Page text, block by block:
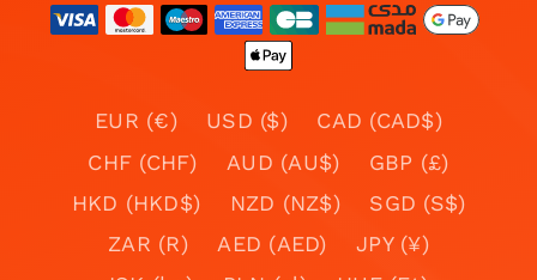
EUR (€) USD ($)
CAD (CAD$)
CHF (CHF)
AUD (AU$)
GBP (£)
HKD (HKD$)
NZD (NZ$)
SGD (S$)
ZAR (R)
AED (AED)
JPY (¥)